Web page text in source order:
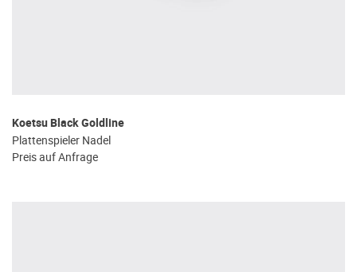
Koetsu Black Goldline
Plattenspieler Nadel
Preis auf Anfrage